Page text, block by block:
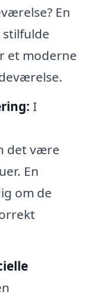
En
et moderne
I
det være
En
om de